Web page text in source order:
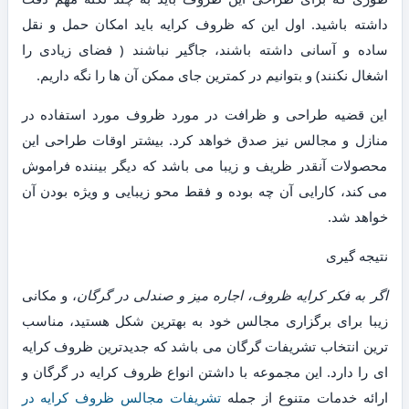
داشته باشید. اول این که ظروف کرایه باید امکان حمل و نقل
ساده و آسانی داشته باشند، جاگیر نباشند ( فضای زیادی را
اشغال نکنند) و بتوانیم در کمترین جای ممکن آن ها را نگه داریم.
این قضیه طراحی و ظرافت در مورد ظروف مورد استفاده در
منازل و مجالس نیز صدق خواهد کرد. بیشتر اوقات طراحی این
محصولات آنقدر ظریف و زیبا می باشد که دیگر بیننده فراموش
می کند، کارایی آن چه بوده و فقط محو زیبایی و ویژه بودن آن
خواهد شد.
نتیجه گیری
اگر به فکر کرایه ظروف، اجاره میز و صندلی در گرگان، و مکانی
زیبا برای برگزاری مجالس خود به بهترین شکل هستید، مناسب
ترین انتخاب تشریفات گرگان می باشد که جدیدترین ظروف کرایه
ای را دارد. این مجموعه با داشتن انواع ظروف کرایه در گرگان و
ارائه خدمات متنوع از جمله تشریفات مجالس ظروف کرایه در